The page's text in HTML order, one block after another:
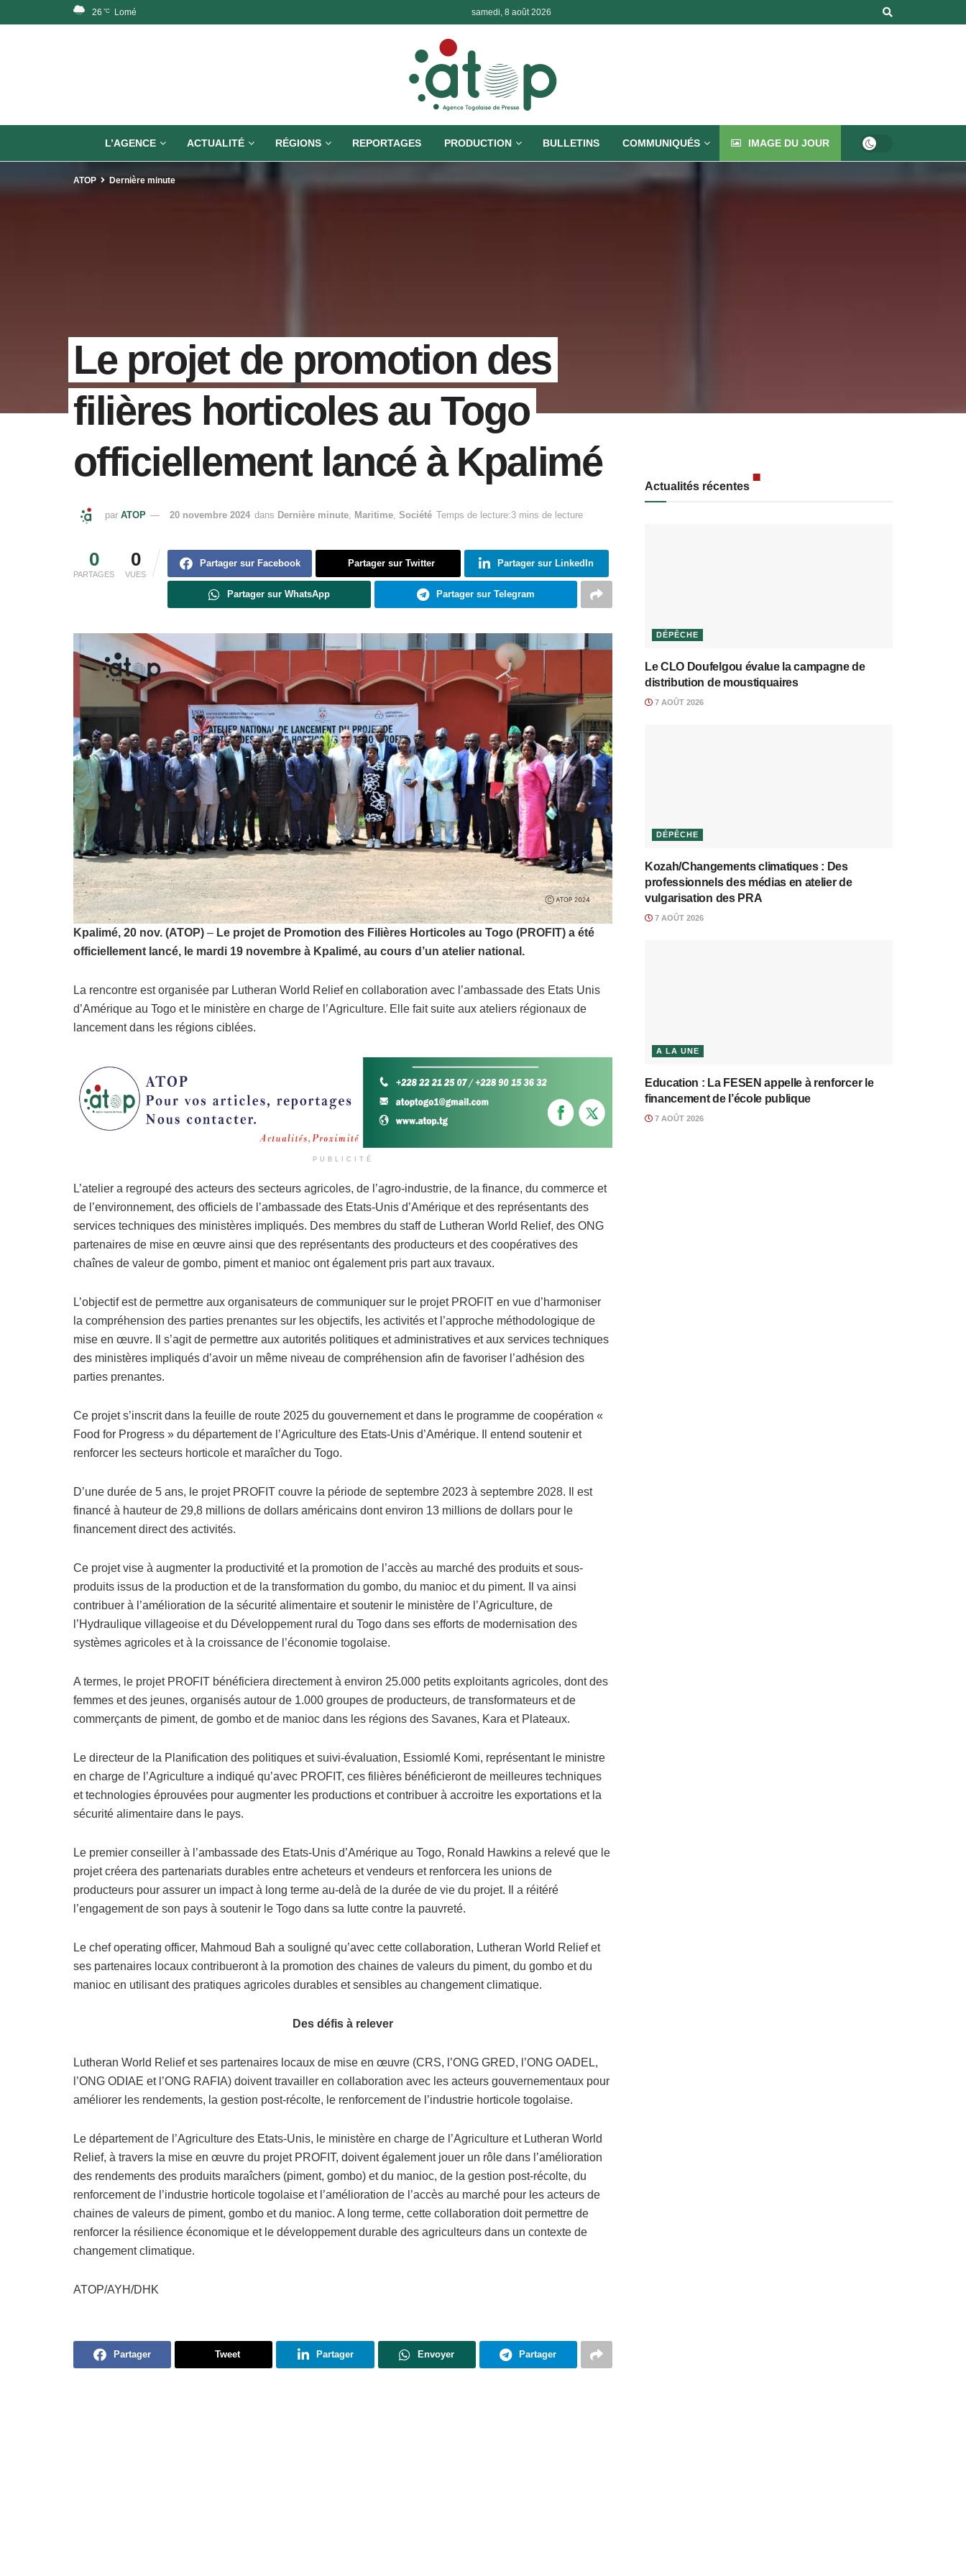
26 °C Lomé samedi, 8 août 2026
L’AGENCE ACTUALITÉ RÉGIONS REPORTAGES PRODUCTION BULLETINS COMMUNIQUÉS IMAGE DU JOUR
ATOP Dernière minute
Le projet de promotion des
filières horticoles au Togo
officiellement lancé à Kpalimé
par ATOP 20 novembre 2024 dans Dernière minute, Maritime, Société Temps de lecture:3 mins de lecture
0
PARTAGES
0
VUES
Partager sur Facebook Partager sur Twitter Partager sur LinkedIn
Partager sur WhatsApp Partager sur Telegram
Kpalimé, 20 nov. (ATOP) – Le projet de Promotion des Filières Horticoles au Togo (PROFIT) a été
officiellement lancé, le mardi 19 novembre à Kpalimé, au cours d’un atelier national.
La rencontre est organisée par Lutheran World Relief en collaboration avec l’ambassade des Etats Unis
d’Amérique au Togo et le ministère en charge de l’Agriculture. Elle fait suite aux ateliers régionaux de
lancement dans les régions ciblées.
PUBLICITÉ
L’atelier a regroupé des acteurs des secteurs agricoles, de l’agro-industrie, de la finance, du commerce et
de l’environnement, des officiels de l’ambassade des Etats-Unis d’Amérique et des représentants des
services techniques des ministères impliqués. Des membres du staff de Lutheran World Relief, des ONG
partenaires de mise en œuvre ainsi que des représentants des producteurs et des coopératives des
chaînes de valeur de gombo, piment et manioc ont également pris part aux travaux.
L’objectif est de permettre aux organisateurs de communiquer sur le projet PROFIT en vue d’harmoniser
la compréhension des parties prenantes sur les objectifs, les activités et l’approche méthodologique de
mise en œuvre. Il s’agit de permettre aux autorités politiques et administratives et aux services techniques
des ministères impliqués d’avoir un même niveau de compréhension afin de favoriser l’adhésion des
parties prenantes.
Ce projet s’inscrit dans la feuille de route 2025 du gouvernement et dans le programme de coopération «
Food for Progress » du département de l’Agriculture des Etats-Unis d’Amérique. Il entend soutenir et
renforcer les secteurs horticole et maraîcher du Togo.
D’une durée de 5 ans, le projet PROFIT couvre la période de septembre 2023 à septembre 2028. Il est
financé à hauteur de 29,8 millions de dollars américains dont environ 13 millions de dollars pour le
financement direct des activités.
Ce projet vise à augmenter la productivité et la promotion de l’accès au marché des produits et sous-
produits issus de la production et de la transformation du gombo, du manioc et du piment. Il va ainsi
contribuer à l’amélioration de la sécurité alimentaire et soutenir le ministère de l’Agriculture, de
l’Hydraulique villageoise et du Développement rural du Togo dans ses efforts de modernisation des
systèmes agricoles et à la croissance de l’économie togolaise.
A termes, le projet PROFIT bénéficiera directement à environ 25.000 petits exploitants agricoles, dont des
femmes et des jeunes, organisés autour de 1.000 groupes de producteurs, de transformateurs et de
commerçants de piment, de gombo et de manioc dans les régions des Savanes, Kara et Plateaux.
Le directeur de la Planification des politiques et suivi-évaluation, Essiomlé Komi, représentant le ministre
en charge de l’Agriculture a indiqué qu’avec PROFIT, ces filières bénéficieront de meilleures techniques
et technologies éprouvées pour augmenter les productions et contribuer à accroitre les exportations et la
sécurité alimentaire dans le pays.
Le premier conseiller à l’ambassade des Etats-Unis d’Amérique au Togo, Ronald Hawkins a relevé que le
projet créera des partenariats durables entre acheteurs et vendeurs et renforcera les unions de
producteurs pour assurer un impact à long terme au-delà de la durée de vie du projet. Il a réitéré
l’engagement de son pays à soutenir le Togo dans sa lutte contre la pauvreté.
Le chef operating officer, Mahmoud Bah a souligné qu’avec cette collaboration, Lutheran World Relief et
ses partenaires locaux contribueront à la promotion des chaines de valeurs du piment, du gombo et du
manioc en utilisant des pratiques agricoles durables et sensibles au changement climatique.
Des défis à relever
Lutheran World Relief et ses partenaires locaux de mise en œuvre (CRS, l’ONG GRED, l’ONG OADEL,
l’ONG ODIAE et l’ONG RAFIA) doivent travailler en collaboration avec les acteurs gouvernementaux pour
améliorer les rendements, la gestion post-récolte, le renforcement de l’industrie horticole togolaise.
Le département de l’Agriculture des Etats-Unis, le ministère en charge de l’Agriculture et Lutheran World
Relief, à travers la mise en œuvre du projet PROFIT, doivent également jouer un rôle dans l’amélioration
des rendements des produits maraîchers (piment, gombo) et du manioc, de la gestion post-récolte, du
renforcement de l’industrie horticole togolaise et l’amélioration de l’accès au marché pour les acteurs de
chaines de valeurs de piment, gombo et du manioc. A long terme, cette collaboration doit permettre de
renforcer la résilience économique et le développement durable des agriculteurs dans un contexte de
changement climatique.
ATOP/AYH/DHK
Partager Tweet Partager Envoyer Partager
Actualités récentes
DÉPÊCHE
Le CLO Doufelgou évalue la campagne de
distribution de moustiquaires
7 AOÛT 2026
DÉPÊCHE
Kozah/Changements climatiques : Des
professionnels des médias en atelier de
vulgarisation des PRA
7 AOÛT 2026
A LA UNE
Education : La FESEN appelle à renforcer le
financement de l’école publique
7 AOÛT 2026